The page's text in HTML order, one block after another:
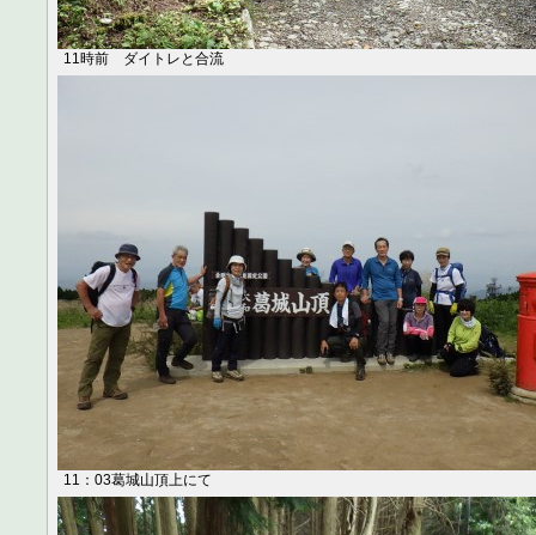
11時前 ダイトレと合流
11：03葛城山頂上にて